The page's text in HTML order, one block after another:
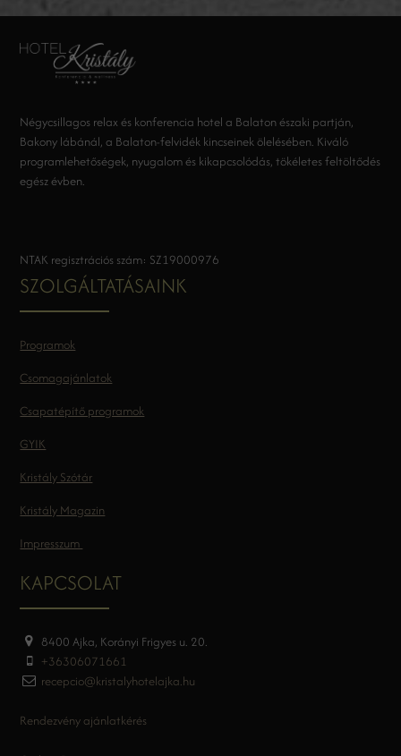
Négycsillagos relax és konferencia hotel a Balaton északi partján,
Bakony lábánál, a Balaton-felvidék kincseinek ölelésében. Kiváló
programlehetőségek, nyugalom és kikapcsolódás, tökéletes feltöltődés
egész évben.
NTAK regisztrációs szám: SZ19000976
SZOLGÁLTATÁSAINK
Programok
Csomagajánlatok
Csapatépítő programok
GYIK
Kristály Szótár
Kristály Magazin
Impresszum
KAPCSOLAT
8400 Ajka, Korányi Frigyes u. 20.
+36306071661
recepcio@kristalyhotelajka.hu
Rendezvény ajánlatkérés